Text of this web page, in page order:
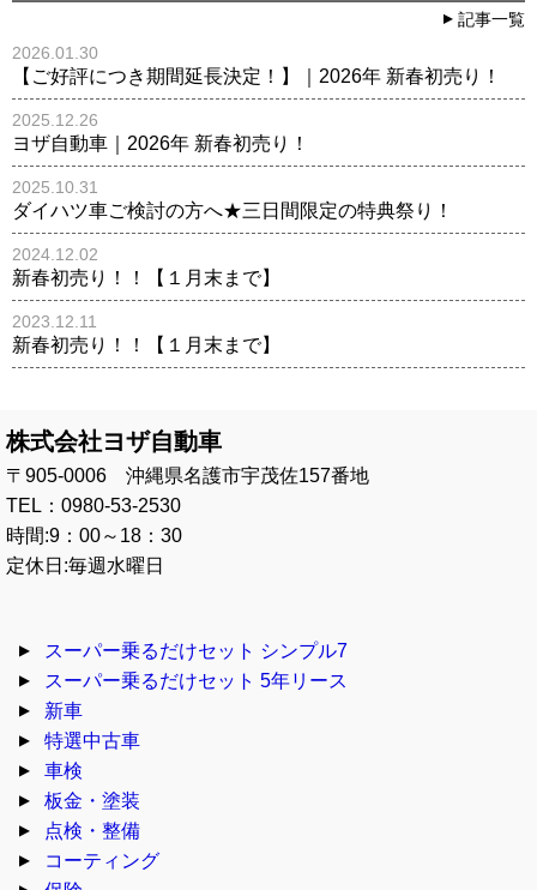
記事一覧
2026.01.30
【ご好評につき期間延長決定！】｜2026年 新春初売り！
2025.12.26
ヨザ自動車｜2026年 新春初売り！
2025.10.31
ダイハツ車ご検討の方へ★三日間限定の特典祭り！
2024.12.02
新春初売り！！【１月末まで】
2023.12.11
新春初売り！！【１月末まで】
株式会社ヨザ自動車
〒905-0006 沖縄県名護市宇茂佐157番地
TEL：0980-53-2530
時間:9：00～18：30
定休日:毎週水曜日
スーパー乗るだけセット シンプル7
スーパー乗るだけセット 5年リース
新車
特選中古車
車検
板金・塗装
点検・整備
コーティング